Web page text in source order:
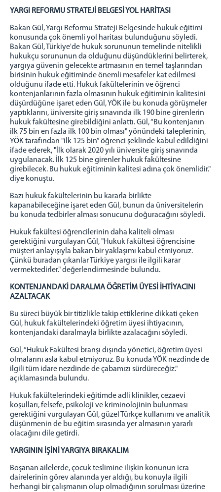
YARGI REFORMU STRATEJİ BELGESİ YOL HARİTASI
Bakan Gül, Yargı Reformu Strateji Belgesinde hukuk eğitimi
konusunda çok önemli yol haritası bulunduğunu söyledi.
Bakan Gül, Türkiye'de hukuk sorununun temelinde nitelikli
hukukçu sorununun da olduğunu düşündüklerini belirterek,
yargıya güvenin gelecekte artmasının en temel taşlarından
birisinin hukuk eğitiminde önemli mesafeler kat edilmesi
olduğunu ifade etti. Hukuk fakültelerinin ve öğrenci
kontenjanlarının fazla olmasının hukuk eğitiminin kalitesini
düşürdüğüne işaret eden Gül, YÖK ile bu konuda görüşmeler
yaptıklarını, üniversite giriş sınavında ilk 190 bine girenlerin
hukuk fakültesine girebildiğini anlattı. Gül, “Bu kontenjanın
ilk 75 bin en fazla ilk 100 bin olması" yönündeki taleplerinin,
YÖK tarafından "ilk 125 bin” öğrenci şeklinde kabul edildiğini
ifade ederek, "İlk olarak 2020 yılı üniversite giriş sınavında
uygulanacak. İlk 125 bine girenler hukuk fakültesine
girebilecek. Bu hukuk eğitiminin kalitesi adına çok önemlidir."
diye konuştu.
Bazı hukuk fakültelerinin bu kararla birlikte
kapanabileceğine işaret eden Gül, bunun da üniversitelerin
bu konuda tedbirler alması sonucunu doğuracağını söyledi.
Hukuk fakültesi öğrencilerinin daha kaliteli olması
gerektiğini vurgulayan Gül, "Hukuk fakültesi öğrencisine
müşteri anlayışıyla bakan bir yaklaşımı kabul etmiyoruz.
Çünkü buradan çıkanlar Türkiye yargısı ile ilgili karar
vermektedirler." değerlendirmesinde bulundu.
KONTENJANDAKİ DARALMA ÖĞRETİM ÜYESİ İHTİYACINI
AZALTACAK
Bu süreci büyük bir titizlikle takip ettiklerine dikkati çeken
Gül, hukuk fakültelerindeki öğretim üyesi ihtiyacının,
kontenjandaki daralmayla birlikte azalacağını söyledi.
Gül, “Hukuk Fakültesi branşı dışında yönetici, öğretim üyesi
olmalarını asla kabul etmiyoruz. Bu konuda YÖK nezdinde de
ilgili tüm idare nezdinde de çabamızı sürdüreceğiz."
açıklamasında bulundu.
Hukuk fakültelerindeki eğitimde adli klinikler, cezaevi
koşulları, felsefe, psikoloji ve kriminolojinin bulunması
gerektiğini vurgulayan Gül, güzel Türkçe kullanımı ve analitik
düşünmenin de bu eğitim sırasında yer almasının yararlı
olacağını dile getirdi.
YARGININ İŞİNİ YARGIYA BIRAKALIM
Boşanan ailelerde, çocuk teslimine ilişkin konunun icra
dairelerinin görev alanında yer aldığı, bu konuyla ilgili
herhangi bir çalışmanın olup olmadığının sorulması üzerine